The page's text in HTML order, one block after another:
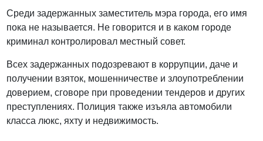
Среди задержанных заместитель мэра города, его имя
пока не называется. Не говорится и в каком городе
криминал контролировал местный совет.
Всех задержанных подозревают в коррупции, даче и
получении взяток, мошенничестве и злоупотреблении
доверием, сговоре при проведении тендеров и других
преступлениях. Полиция также изъяла автомобили
класса люкс, яхту и недвижимость.